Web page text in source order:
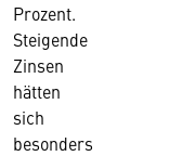
Prozent.
Steigende
Zinsen
hätten
sich
besonders